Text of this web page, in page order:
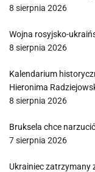
8 sierpnia 2026
Wojna rosyjsko-
8 sierpnia 2026
Kalendarium
Hieronima
8 sierpnia 2026
Bruksela chce
7 sierpnia 2026
Ukrainiec zatrzymany